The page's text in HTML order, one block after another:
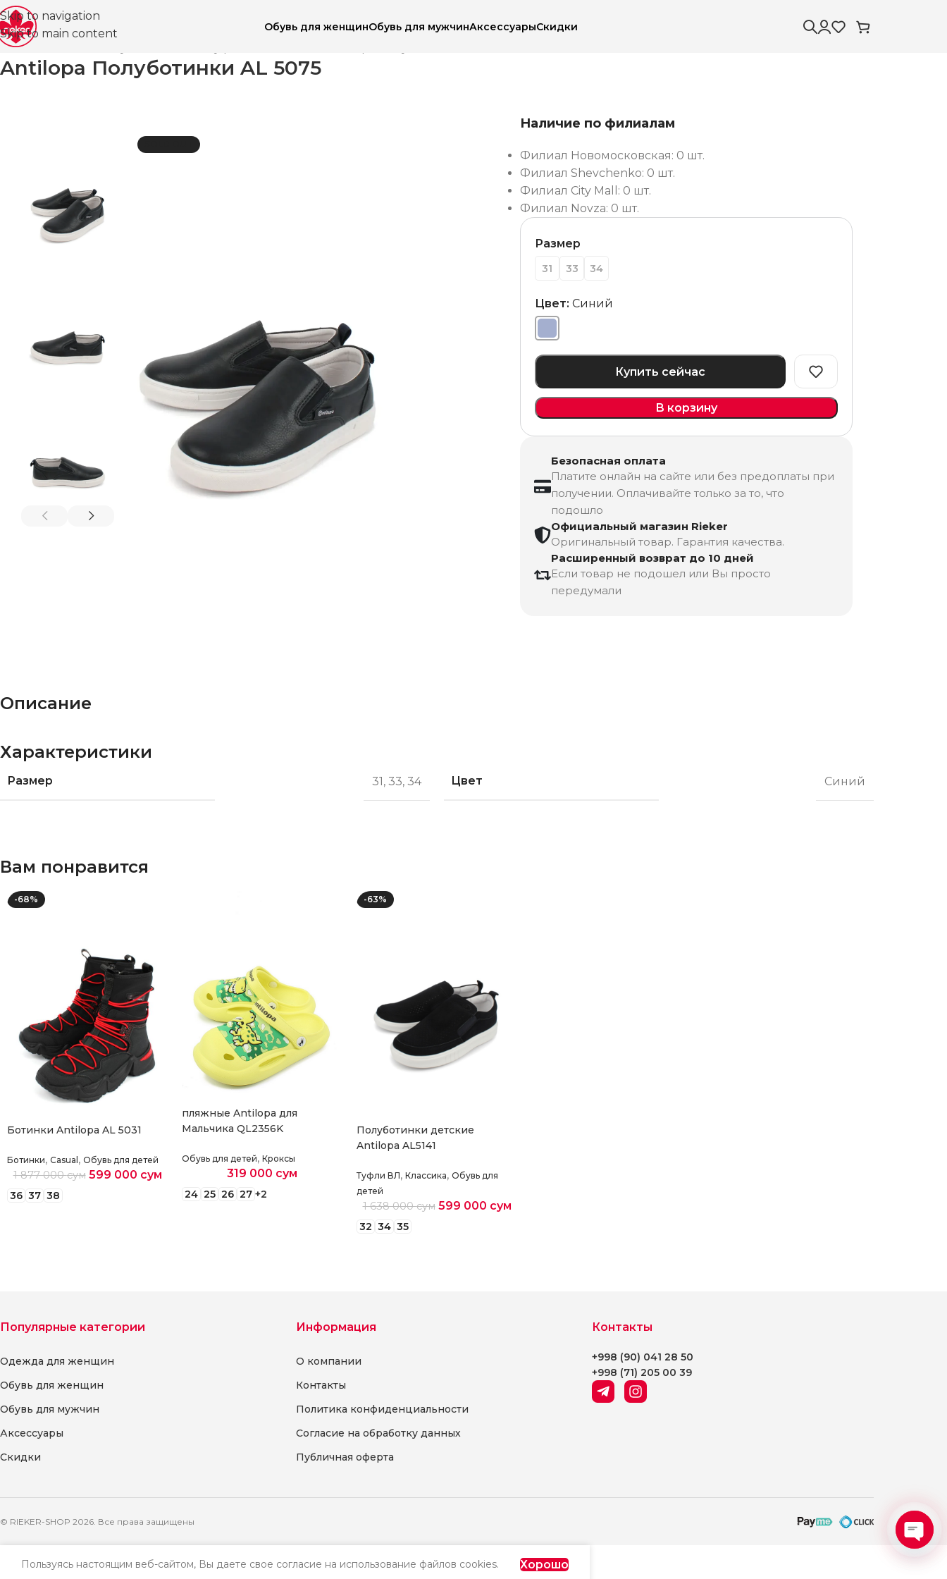
Skip to navigation
Skip to main content
Обувь для женщинОбувь для мужчинАксессуарыСкидки
Главная
Antilopa Полуботинки AL 5075
Наличие по филиалам
Филиал Новомосковская: 0 шт.
Филиал Shevchenko: 0 шт.
Филиал City Mall: 0 шт.
Филиал Novza: 0 шт.
Размер
31 33 34
Цвет: Синий
В корзину
Купить сейчас
Безопасная оплата
Платите онлайн на сайте или без предоплаты при
получении. Оплачивайте только за то, что
подошло
Официальный магазин Rieker
Оригинальный товар. Гарантия качества.
Расширенный возврат до 10 дней
Если товар не подошел или Вы просто
передумали
Описание
Характеристики
Размер 31, 33, 34 Цвет Синий
Вам понравится
-68%
Ботинки Antilopa AL 5031
Ботинки, Casual , Обувь для детей
1 877 000сум 599 000 сум
36 37 38
пляжные Antilopa для
Мальчика QL2356K
Обувь для детей, Кроксы
319 000 сум
24 25 26 27 +2
-63%
Полуботинки детские
Antilopa AL5141
Туфли ВЛ, Классика, Обувь для
детей
1 638 000сум 599 000 сум
32 34 35
Популярные категории
Одежда для женщин
Обувь для женщин
Обувь для мужчин
Аксессуары
Скидки
Информация
О компании
Контакты
Политика конфиденциальности
Согласие на обработку данных
Публичная оферта
Контакты
+998 (90) 041 28 50
+998 (71) 205 00 39
© RIEKER-SHOP 2026. Все права защищены
Пользуясь настоящим веб-сайтом, Вы даете свое согласие на использование файлов cookies. Хорошо